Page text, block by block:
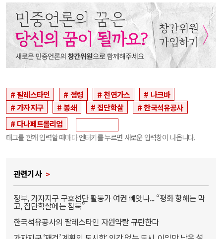
팔레스타인 점령 천연가스
나크바
가자지구
봉쇄 집단학살
한국석유공사
다나페트롤리엄
태그를 한개 입력할 때마다 엔터키를 누르면 새로운 입력창이 나옵니다.
관련기사
정부, 가자지구 구호선단 활동가 여권 빼앗나... “평화 항해는 막
고, 집단학살에는 침묵”
한국석유공사의 팔레스타인 자원약탈 규탄한다